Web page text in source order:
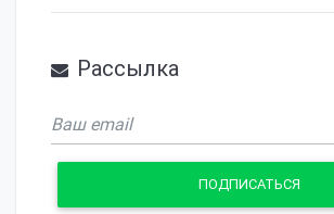
Рассылка
ПОДПИСАТЬСЯ